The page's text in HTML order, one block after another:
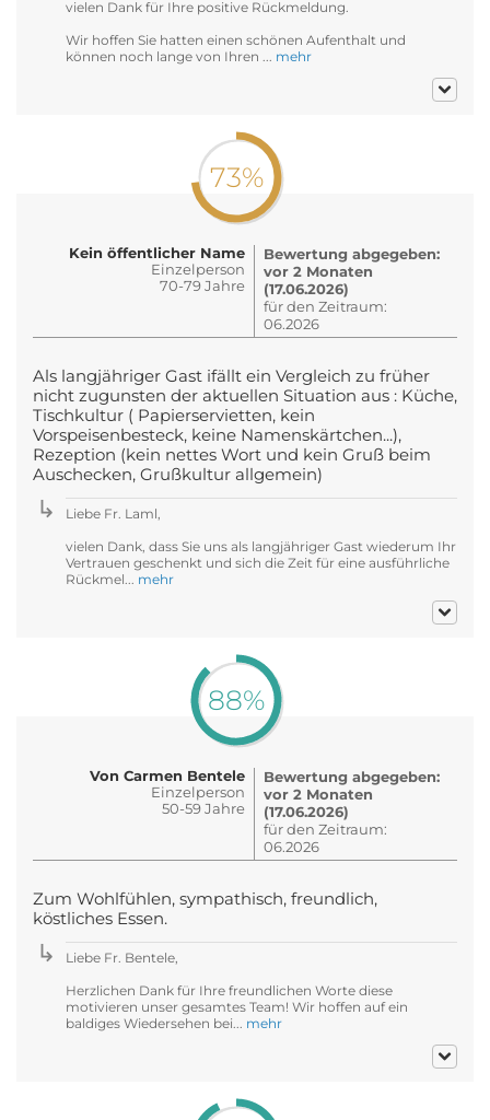
vielen Dank für Ihre positive Rückmeldung.
Wir hoffen Sie hatten einen schönen Aufenthalt und
können noch lange von Ihren ... mehr
73%
Kein öffentlicher Name
Einzelperson
70-79 Jahre
Bewertung abgegeben:
vor 2 Monaten
(17.06.2026)
für den Zeitraum:
06.2026
Als langjähriger Gast ifällt ein Vergleich zu früher
nicht zugunsten der aktuellen Situation aus : Küche,
Tischkultur ( Papierservietten, kein
Vorspeisenbesteck, keine Namenskärtchen...),
Rezeption (kein nettes Wort und kein Gruß beim
Auschecken, Grußkultur allgemein)
Liebe Fr. Laml,
vielen Dank, dass Sie uns als langjähriger Gast wiederum Ihr
Vertrauen geschenkt und sich die Zeit für eine ausführliche
Rückmel... mehr
88%
Von Carmen Bentele
Einzelperson
50-59 Jahre
Bewertung abgegeben:
vor 2 Monaten
(17.06.2026)
für den Zeitraum:
06.2026
Zum Wohlfühlen, sympathisch, freundlich,
köstliches Essen.
Liebe Fr. Bentele,
Herzlichen Dank für Ihre freundlichen Worte diese
motivieren unser gesamtes Team! Wir hoffen auf ein
baldiges Wiedersehen bei... mehr